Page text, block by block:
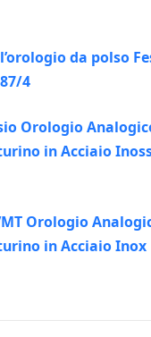
da polso
4
Orologio
in Acciaio
Orologio
in Acciaio Inox